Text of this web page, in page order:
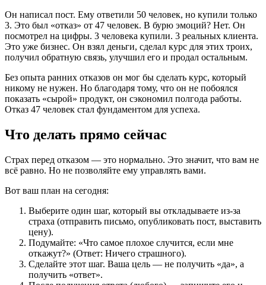
Он написал пост. Ему ответили 50 человек, но купили только
3. Это был «отказ» от 47 человек. В бурю эмоций? Нет. Он
посмотрел на цифры. 3 человека купили. 3 реальных клиента.
Это уже бизнес. Он взял деньги, сделал курс для этих троих,
получил обратную связь, улучшил его и продал остальным.
Без опыта ранних отказов он мог бы сделать курс, который
никому не нужен. Но благодаря тому, что он не побоялся
показать «сырой» продукт, он сэкономил полгода работы.
Отказ 47 человек стал фундаментом для успеха.
Что делать прямо сейчас
Страх перед отказом — это нормально. Это значит, что вам не
всё равно. Но не позволяйте ему управлять вами.
Вот ваш план на сегодня:
Выберите один шаг, который вы откладываете из-за
страха (отправить письмо, опубликовать пост, выставить
цену).
Подумайте: «Что самое плохое случится, если мне
откажут?» (Ответ: Ничего страшного).
Сделайте этот шаг. Ваша цель — не получить «да», а
получить «ответ».